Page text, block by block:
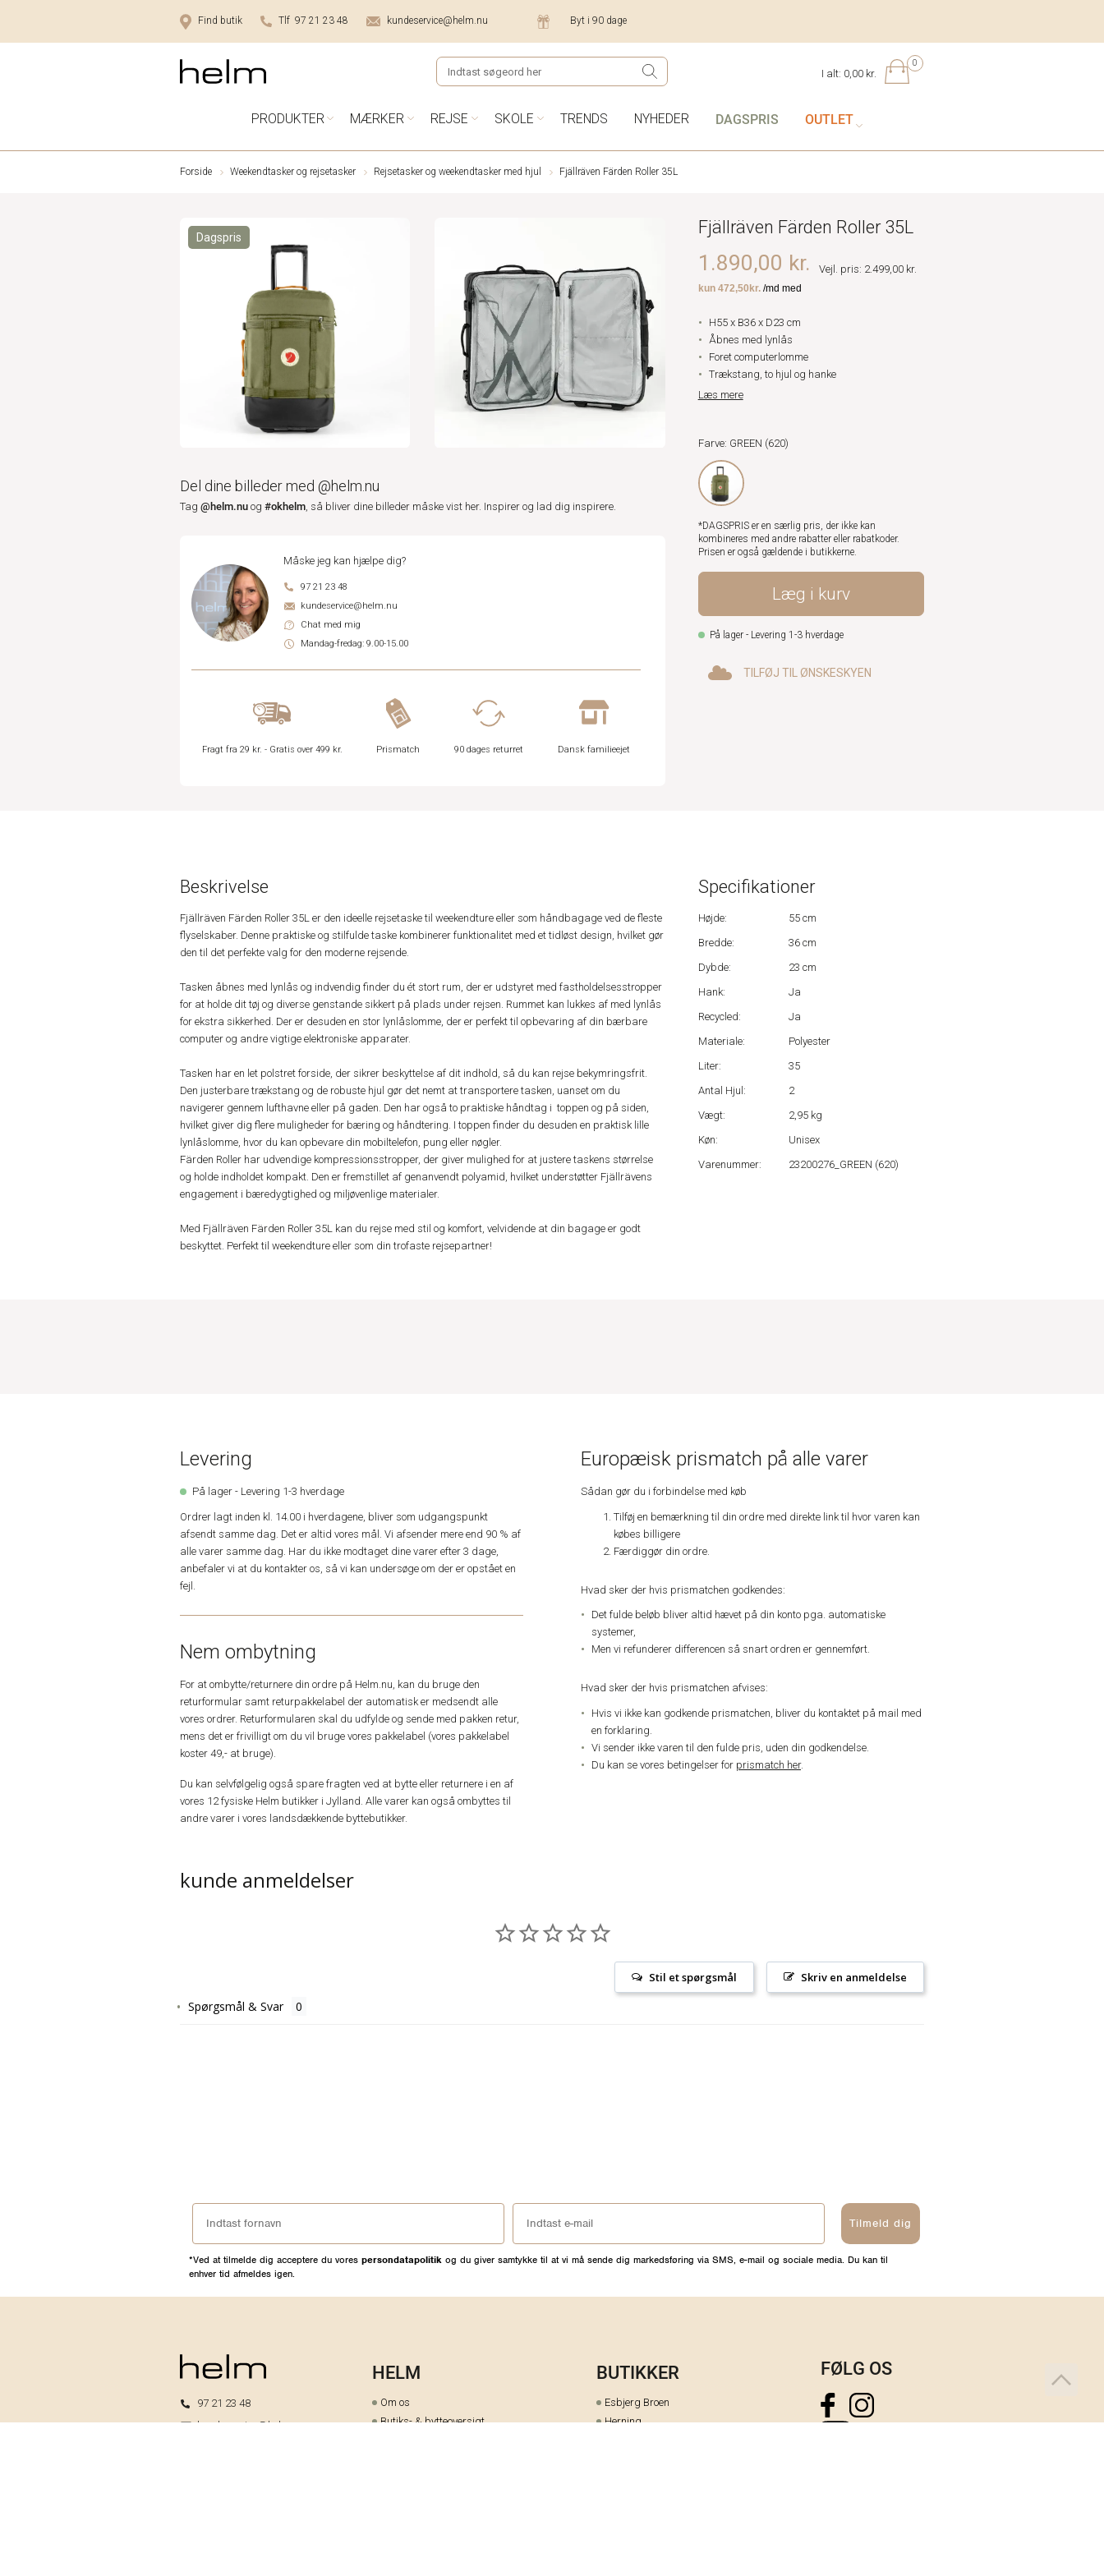
Find butik Tlf 97 21 23 48 kundeservice@helm.nu Byt i 90 dage
0
I alt: 0,00 kr.
PRODUKTER MÆRKER REJSE SKOLE TRENDS NYHEDER DAGSPRIS OUTLET
Forside Weekendtasker og rejsetasker Rejsetasker og weekendtasker med hjul Fjällräven Färden Roller 35L
Dagspris
Del dine billeder med @helm.nu
Tag @helm.nu og #okhelm, så bliver dine billeder måske vist her. Inspirer og lad dig inspirere.
Måske jeg kan hjælpe dig?
97 21 23 48
kundeservice@helm.nu
Chat med mig
Mandag-fredag: 9.00-15.00
Fragt fra 29 kr. - Gratis over 499 kr. Prismatch 90 dages returret Dansk familieejet
Fjällräven Färden Roller 35L
1.890,00 kr. Vejl. pris: 2.499,00 kr.
H55 x B36 x D23 cm
Åbnes med lynlås
Foret computerlomme
Trækstang, to hjul og hanke
Læs mere
Farve: GREEN (620)
*DAGSPRIS er en særlig pris, der ikke kan
kombineres med andre rabatter eller rabatkoder.
Prisen er også gældende i butikkerne.
Læg i kurv
På lager - Levering 1-3 hverdage
TILFØJ TIL ØNSKESKYEN
Beskrivelse
Fjällräven Färden Roller 35L er den ideelle rejsetaske til weekendture eller som håndbagage ved de fleste
flyselskaber. Denne praktiske og stilfulde taske kombinerer funktionalitet med et tidløst design, hvilket gør
den til det perfekte valg for den moderne rejsende.
Tasken åbnes med lynlås og indvendig finder du ét stort rum, der er udstyret med fastholdelsesstropper
for at holde dit tøj og diverse genstande sikkert på plads under rejsen. Rummet kan lukkes af med lynlås
for ekstra sikkerhed. Der er desuden en stor lynlåslomme, der er perfekt til opbevaring af din bærbare
computer og andre vigtige elektroniske apparater.
Tasken har en let polstret forside, der sikrer beskyttelse af dit indhold, så du kan rejse bekymringsfrit.
Den justerbare trækstang og de robuste hjul gør det nemt at transportere tasken, uanset om du
navigerer gennem lufthavne eller på gaden. Den har også to praktiske håndtag i toppen og på siden,
hvilket giver dig flere muligheder for bæring og håndtering. I toppen finder du desuden en praktisk lille
lynlåslomme, hvor du kan opbevare din mobiltelefon, pung eller nøgler.
Färden Roller har udvendige kompressionsstropper, der giver mulighed for at justere taskens størrelse
og holde indholdet kompakt. Den er fremstillet af genanvendt polyamid, hvilket understøtter Fjällrävens
engagement i bæredygtighed og miljøvenlige materialer.
Med Fjällräven Färden Roller 35L kan du rejse med stil og komfort, velvidende at din bagage er godt
beskyttet. Perfekt til weekendture eller som din trofaste rejsepartner!
Specifikationer
Højde:
55 cm
Bredde:
36 cm
Dybde:
23 cm
Hank:
Ja
Recycled:
Ja
Materiale:
Polyester
Liter:
35
Antal Hjul:
2
Vægt:
2,95 kg
Køn:
Unisex
Varenummer:
23200276_GREEN (620)
Levering
På lager - Levering 1-3 hverdage
Ordrer lagt inden kl. 14.00 i hverdagene, bliver som udgangspunkt
afsendt samme dag. Det er altid vores mål. Vi afsender mere end 90 % af
alle varer samme dag. Har du ikke modtaget dine varer efter 3 dage,
anbefaler vi at du kontakter os, så vi kan undersøge om der er opstået en
fejl.
Nem ombytning
For at ombytte/returnere din ordre på Helm.nu, kan du bruge den
returformular samt returpakkelabel der automatisk er medsendt alle
vores ordrer. Returformularen skal du udfylde og sende med pakken retur,
mens det er frivilligt om du vil bruge vores pakkelabel (vores pakkelabel
koster 49,- at bruge).
Du kan selvfølgelig også spare fragten ved at bytte eller returnere i en af
vores 12 fysiske Helm butikker i Jylland. Alle varer kan også ombyttes til
andre varer i vores landsdækkende byttebutikker.
Europæisk prismatch på alle varer
Sådan gør du i forbindelse med køb
Tilføj en bemærkning til din ordre med direkte link til hvor varen kan
købes billigere
Færdiggør din ordre.
Hvad sker der hvis prismatchen godkendes:
Det fulde beløb bliver altid hævet på din konto pga. automatiske
systemer,
Men vi refunderer differencen så snart ordren er gennemført.
Hvad sker der hvis prismatchen afvises:
Hvis vi ikke kan godkende prismatchen, bliver du kontaktet på mail med
en forklaring.
Vi sender ikke varen til den fulde pris, uden din godkendelse.
Du kan se vores betingelser for prismatch her.
kunde anmeldelser
Skriv en anmeldelse
Stil et spørgsmål
Spørgsmål & Svar
Tilmeld dig
*Ved at tilmelde dig acceptere du vores persondatapolitik og du giver samtykke til at vi må sende dig markedsføring via SMS, e-mail og sociale media. Du kan til
enhver tid afmeldes igen.
97 21 23 48
kundeservice@helm.nu
HELM
Om os
Butiks- & bytteoversigt
BUTIKKER
Esbjerg Broen
Herning
FØLG OS